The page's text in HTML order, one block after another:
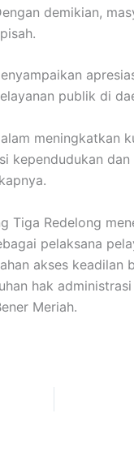
demikian,
publik di
meningkatkan
kependudukan
Tiga Redelong
pelaksana
akses keadilan
hak
Meriah.